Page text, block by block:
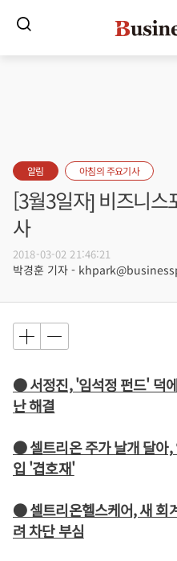
알림 아침의 주요기사
[3월3일자] 비즈니스
사
2018-03-02 21:46:21
박경훈 기자 -
● 서정진, '임석정 펀드' 덕
난 해결
● 셀트리온 주가 날개 달아,
입 '겹호재'
● 셀트리온헬스케어, 새 회
려 차단 부심